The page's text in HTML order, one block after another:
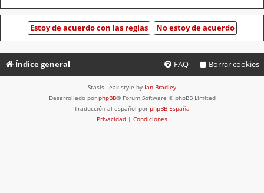
Índice general Borrar cookies
FAQ
Stasis Leak style by Ian Bradley
Desarrollado por phpBB® Forum Software © phpBB Limited
Traducción al español por phpBB España
Privacidad | Condiciones